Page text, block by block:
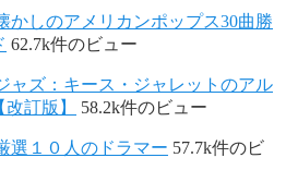
かしのアメリカンポップス30曲勝
62.7k件のビュー
ャズ：キース・ジャレットのアル
訂版】
58.2k件のビュー
選１０人のドラマー 57.7k件のビ